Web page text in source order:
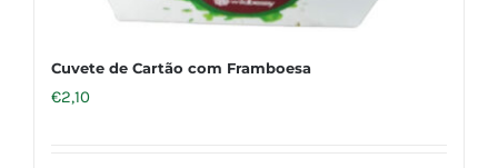
Cuvete de Cartão com Framboesa
€2,10